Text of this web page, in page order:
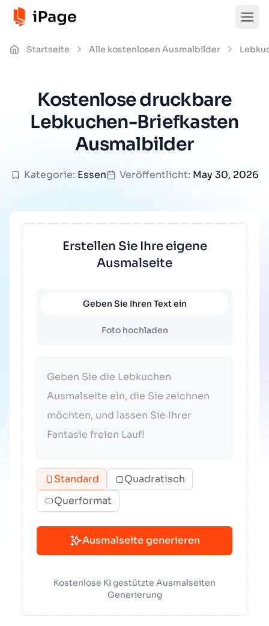
Startseite Alle kostenlosen Ausmalbilder
Kostenlose druckbare
Lebkuchen-Briefkasten
Ausmalbilder
Kategorie: Essen Veröffentlicht: May 30, 2026
Erstellen Sie Ihre eigene
Ausmalseite
Geben Sie Ihren Text ein
Foto hochladen
Standard
Quadratisch
Querformat
Ausmalseite generieren
Kostenlose KI gestützte Ausmalseiten
Generierung